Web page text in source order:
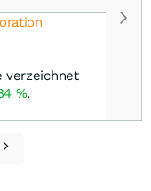
verzeichnet
%.